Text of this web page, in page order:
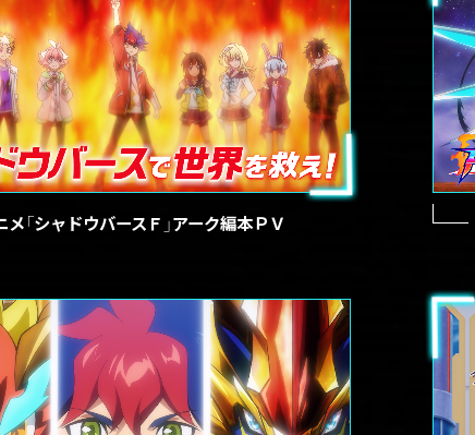
「シャドウバースＦ」アーク編本ＰＶ